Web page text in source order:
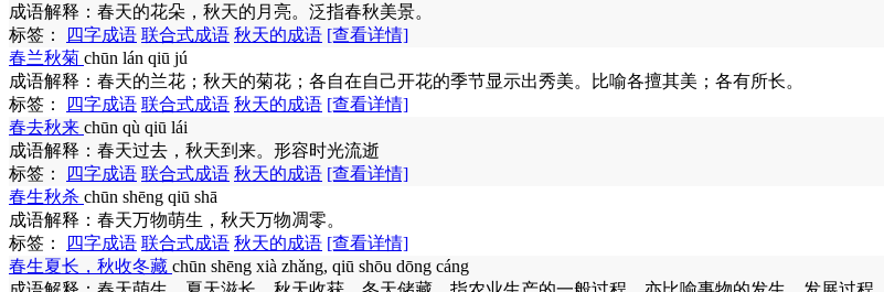
成语解释： 春天的花朵，秋天的月亮。泛指春秋美景。
标签：
四字成语 联合式成语 秋天的成语 [查看详情]
春兰秋菊 chūn lán qiū jú
成语解释： 春天的兰花；秋天的菊花；各自在自己开花的季节显示出秀美。比喻各擅其美；各有所长。
标签：
四字成语 联合式成语 秋天的成语 [查看详情]
春去秋来 chūn qù qiū lái
成语解释： 春天过去，秋天到来。形容时光流逝
标签：
四字成语 联合式成语 秋天的成语 [查看详情]
春生秋杀 chūn shēng qiū shā
成语解释： 春天万物萌生，秋天万物凋零。
标签：
四字成语 联合式成语 秋天的成语 [查看详情]
春生夏长，秋收冬藏 chūn shēng xià zhǎng, qiū shōu dōng cáng